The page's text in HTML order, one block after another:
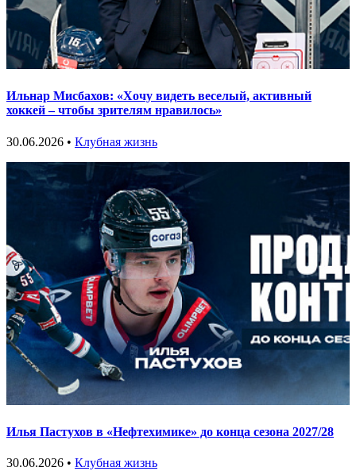
Ильнар Мисбахов: «Хочу видеть веселый, активный
хоккей – чтобы зрителям нравилось»
30.06.2026 • Клубная жизнь
Илья Пастухов в «Нефтехимике» до конца сезона 2027/28
30.06.2026 • Клубная жизнь